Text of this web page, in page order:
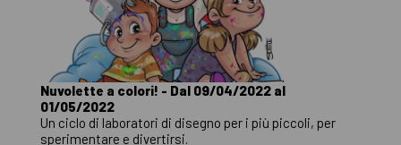
Nuvolette a colori! - Dal 09/04/2022 al
01/05/2022
Un ciclo di laboratori di disegno per i più piccoli, per
sperimentare e divertirsi.